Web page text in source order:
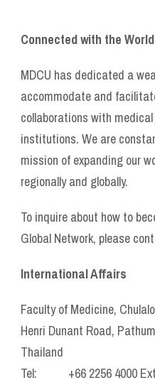
Connected with the World
MDCU has dedicated a
accommodate and
collaborations with
institutions. We are
mission of expanding our
regionally and globally.
To inquire about how to
Global Network, please
International Affairs
Faculty of Medicine,
Henri Dunant Road,
Thailand
Tel: +66 2256 4000